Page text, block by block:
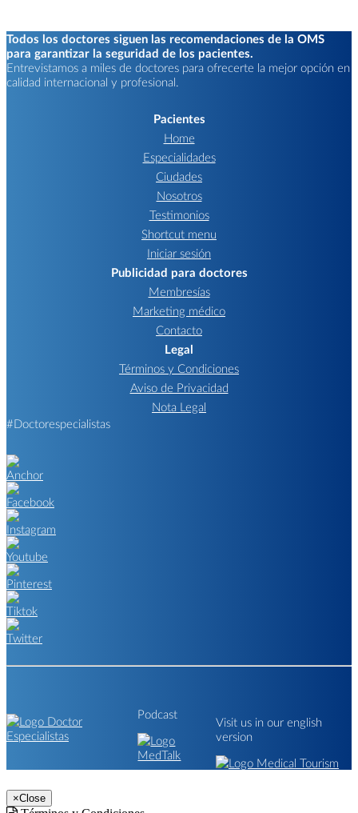
Todos los doctores siguen las recomendaciones de la OMS
para garantizar la seguridad de los pacientes.
Entrevistamos a miles de doctores para ofrecerte la mejor opción en
calidad internacional y profesional.
Pacientes
Home
Especialidades
Ciudades
Nosotros
Testimonios
Shortcut menu
Iniciar sesión
Publicidad para doctores
Membresías
Marketing médico
Contacto
Legal
Términos y Condiciones
Aviso de Privacidad
Nota Legal
#Doctorespecialistas
Podcast
Visit us in our english
version
×Close